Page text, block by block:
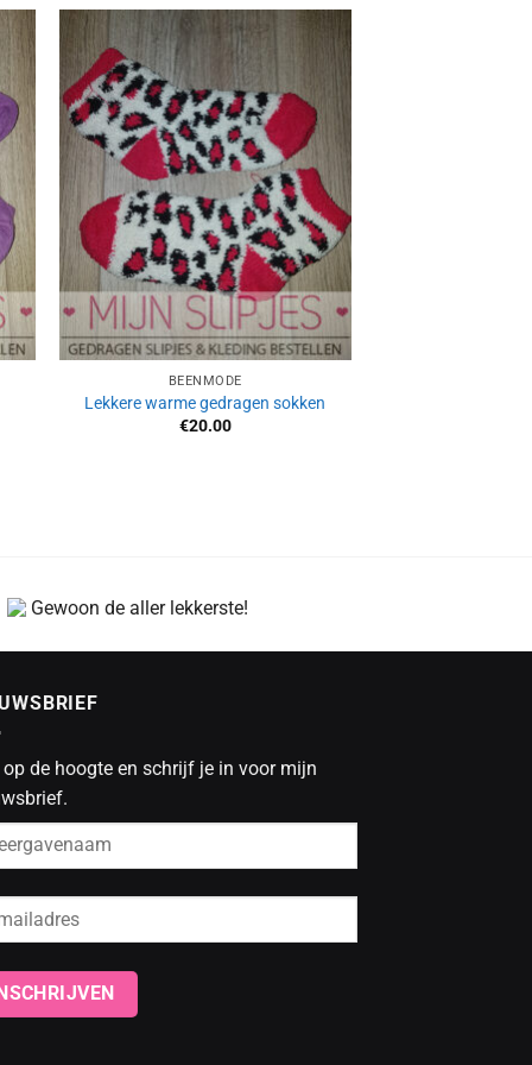
verlanglijst
toevoegen
BEENMODE
Lekkere warme gedragen sokken
€20.00
Gewoon de aller lekkerste!
de hoogte en schrijf je in voor mijn